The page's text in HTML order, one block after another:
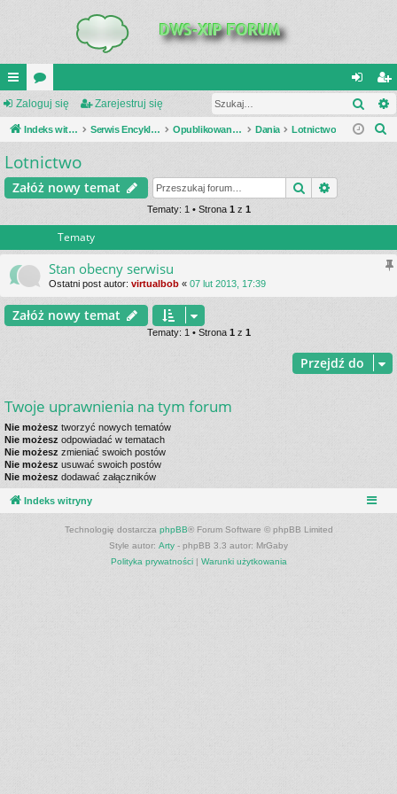
UI
C
K
_L
or
a
al
og
ar
ej
ę
Zaloguj się Zarejestruj się
Indeks witryny Serwis Encyklopedia Uzbrojenia Opublikowane zestawienia Dania Lotnictwo
j
Lotnictwo
Załóż nowy temat Szukaj
Tematy: 1 • Strona 1 z 1
Tematy
Stan obecny serwisu
Ostatni post autor: virtualbob « 07 lut 2013, 17:39
Załóż nowy temat
Tematy: 1 • Strona 1 z 1
Przejdź do
Twoje uprawnienia na tym forum
Nie możesz tworzyć nowych tematów
Nie możesz odpowiadać w tematach
Nie możesz zmieniać swoich postów
Nie możesz usuwać swoich postów
Nie możesz dodawać załączników
Indeks witryny
Technologię dostarcza phpBB® Forum Software © phpBB Limited
Style autor: Arty - phpBB 3.3 autor: MrGaby
Polityka prywatności| Warunki użytkowania